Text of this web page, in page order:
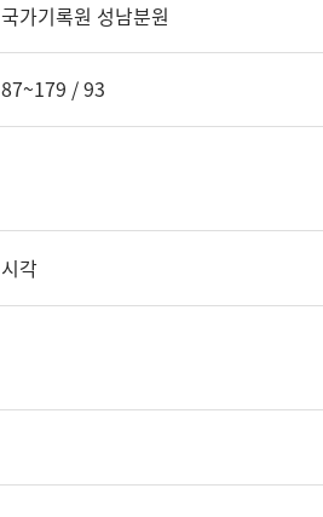
국가기록원 성남분원
87~179 / 93
시각